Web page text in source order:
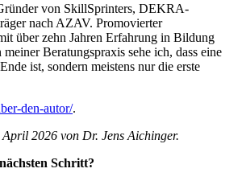
von SkillSprinters, DEKRA-
nach AZAV. Promovierter
über zehn Jahren Erfahrung in Bildung
Beratungspraxis sehe ich, dass eine
ist, sondern meistens nur die erste
den-autor/.
2026 von Dr. Jens Aichinger.
Schritt?